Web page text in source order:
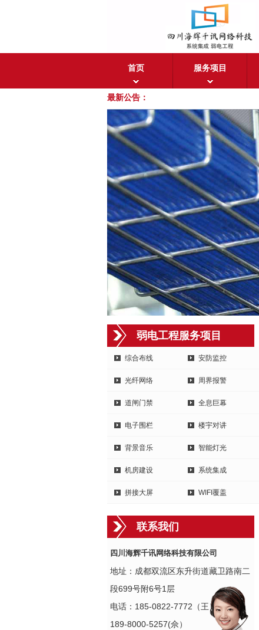
首页 服务项目
最新公告：
弱电工程服务项目
综合布线 安防监控
光纤网络 周界报警
道闸门禁 全息巨幕
电子围栏 楼宇对讲
背景音乐 智能灯光
机房建设 系统集成
拼接大屏 WIFI覆盖
联系我们
四川海辉千讯网络科技有限公司
地址：成都双流区东升街道藏卫路南二
段699号附6号1层
电话：185-0822-7772（王）
189-8000-5257(佘）